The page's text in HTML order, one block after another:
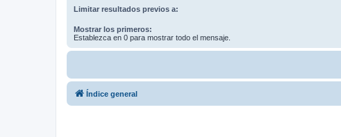
Limitar resultados previos a:
Mostrar los primeros:
Establezca en 0 para mostrar todo el mensaje.
Índice general